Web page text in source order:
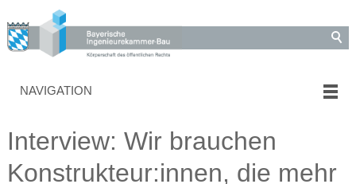
NAVIGATION
Interview: Wir brauchen
Konstrukteur:innen, die mehr